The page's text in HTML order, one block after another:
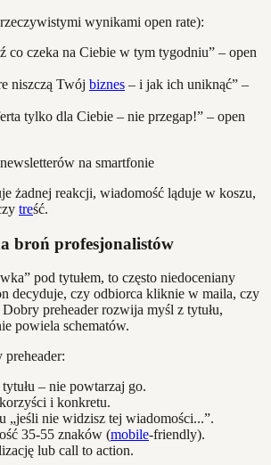
wynikami open rate):
co czeka na Ciebie w tym tygodniu” – open
niszczą Twój biznes – i jak ich uniknąć” –
tylko dla Ciebie – nie przegap!” – open
żadnej reakcji, wiadomość ląduje w koszu,
treść.
broń profesjonalistów
pod tytułem, to często niedoceniany
decyduje, czy odbiorca kliknie w maila, czy
preheader rozwija myśl z tytułu,
powiela schematów.
preheader:
– nie powtarzaj go.
i konkretu.
„jeśli nie widzisz tej wiadomości...”.
35-55 znaków (mobile-friendly).
lub call to action.